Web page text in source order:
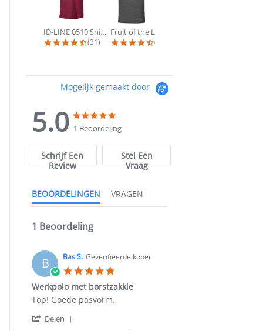
ID-LINE 0510 Shirt | T-shirts met...
4.4 star rating
(31) 4.3 star rating
(24)
Mogelijk gemaakt door
5.0
5.0
star
rating
star
rating
1 Beoordeling
Schrijf Een
Review
Stel Een
Vraag
BEOORDELINGEN VRAGEN
1 Beoordeling
B Bas S. Geverifieerde koper
star
rating
Werkpolo met borstzakkie
Review
Bas
review
Werkpolo
Top! Goede pasvorm.
Delen